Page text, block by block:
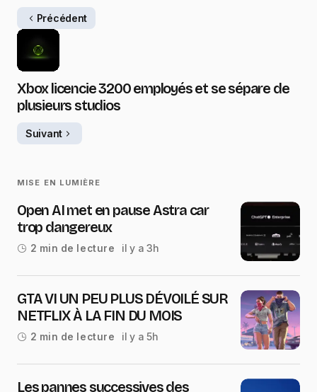
Précédent
Xbox licencie 3200 employés et se sépare de
plusieurs studios
Suivant
MISE EN LUMIÈRE
Open AI met en pause Astra car
trop dangereux
2 min de lecture il y a 3h
GTA VI UN PEU PLUS DÉVOILÉ SUR
NETFLIX À LA FIN DU MOIS
2 min de lecture il y a 5h
Les pannes successives des